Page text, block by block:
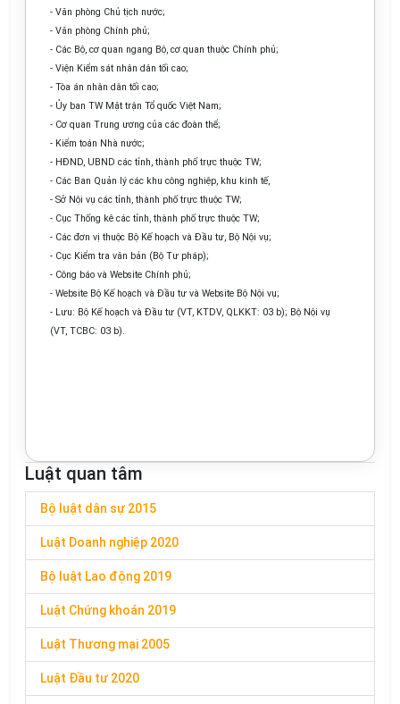
- Văn phòng Chủ tịch nước;
- Văn phòng Chính phủ;
- Các Bộ, cơ quan ngang Bộ, cơ quan thuộc Chính phủ;
- Viện Kiểm sát nhân dân tối cao;
- Tòa án nhân dân tối cao;
- Ủy ban TW Mặt trận Tổ quốc Việt Nam;
- Cơ quan Trung ương của các đoàn thể;
- Kiểm toán Nhà nước;
- HĐND, UBND các tỉnh, thành phố trực thuộc TW;
- Các Ban Quản lý các khu công nghiệp, khu kinh tế,
- Sở Nội vụ các tỉnh, thành phố trực thuộc TW;
- Cục Thống kê các tỉnh, thành phố trực thuộc TW;
- Các đơn vị thuộc Bộ Kế hoạch và Đầu tư, Bộ Nội vụ;
- Cục Kiểm tra văn bản (Bộ Tư pháp);
- Công báo và Website Chính phủ;
- Website Bộ Kế hoạch và Đầu tư và Website Bộ Nội vụ;
- Lưu: Bộ Kế hoạch và Đầu tư (VT, KTDV, QLKKT: 03 b); Bộ Nội vụ
(VT, TCBC: 03 b).
Luật quan tâm
Bộ luật dân sự 2015
Luật Doanh nghiệp 2020
Bộ luật Lao động 2019
Luật Chứng khoán 2019
Luật Thương mại 2005
Luật Đầu tư 2020